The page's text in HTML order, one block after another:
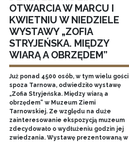
OTWARCIA W MARCU I
KWIETNIU W NIEDZIELE
WYSTAWY „ZOFIA
STRYJEŃSKA. MIĘDZY
WIARĄ A OBRZĘDEM”
Już ponad 4500 osób, w tym wielu gości
spoza Tarnowa, odwiedziło wystawę
„Zofia Stryjeńska. Między wiarą a
obrzędem” w Muzeum Ziemi
Tarnowskiej. Ze względu na duże
zainteresowanie ekspozycją muzeum
zdecydowało o wydłużeniu godzin jej
zwiedzania. Wystawę prezentowaną w